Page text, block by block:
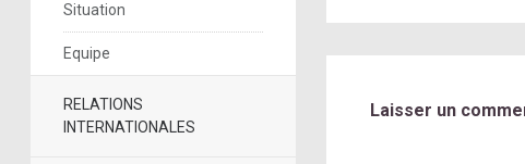
Situation
Equipe
RELATIONS
INTERNATIONALES
Laisser un